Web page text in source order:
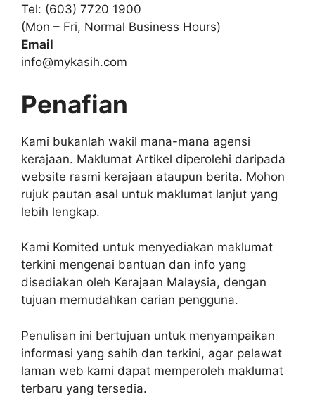
Tel: (603) 7720 1900
(Mon – Fri, Normal Business Hours)
Email
info@mykasih.com
Penafian
Kami bukanlah wakil mana-mana agensi
kerajaan. Maklumat Artikel diperolehi daripada
website rasmi kerajaan ataupun berita. Mohon
rujuk pautan asal untuk maklumat lanjut yang
lebih lengkap.
Kami Komited untuk menyediakan maklumat
terkini mengenai bantuan dan info yang
disediakan oleh Kerajaan Malaysia, dengan
tujuan memudahkan carian pengguna.
Penulisan ini bertujuan untuk menyampaikan
informasi yang sahih dan terkini, agar pelawat
laman web kami dapat memperoleh maklumat
terbaru yang tersedia.